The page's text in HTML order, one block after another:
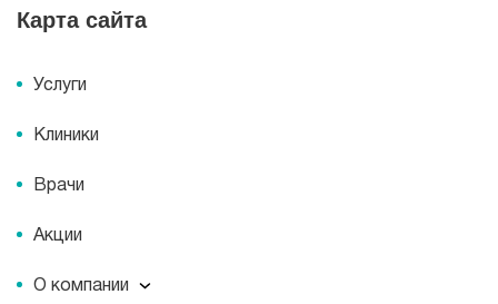
Карта сайта
Услуги
Клиники
Врачи
Акции
О компании